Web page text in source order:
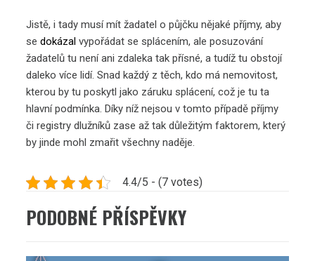
Jistě, i tady musí mít žadatel o půjčku nějaké příjmy, aby
se dokázal vypořádat se splácením, ale posuzování
žadatelů tu není ani zdaleka tak přísné, a tudíž tu obstojí
daleko více lidí. Snad každý z těch, kdo má nemovitost,
kterou by tu poskytl jako záruku splácení, což je tu ta
hlavní podmínka. Díky níž nejsou v tomto případě příjmy
či registry dlužníků zase až tak důležitým faktorem, který
by jinde mohl zmařit všechny naděje.
4.4/5 - (7 votes)
PODOBNÉ PŘÍSPĚVKY